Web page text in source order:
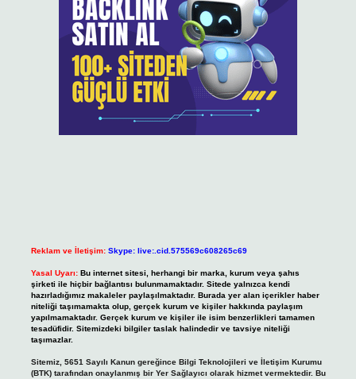
Reklam ve İletişim: Skype: live:.cid.575569c608265c69
Yasal Uyarı: Bu internet sitesi, herhangi bir marka, kurum veya şahıs
şirketi ile hiçbir bağlantısı bulunmamaktadır. Sitede yalnızca kendi
hazırladığımız makaleler paylaşılmaktadır. Burada yer alan içerikler haber
niteliği taşımamakta olup, gerçek kurum ve kişiler hakkında paylaşım
yapılmamaktadır. Gerçek kurum ve kişiler ile isim benzerlikleri tamamen
tesadüfidir. Sitemizdeki bilgiler taslak halindedir ve tavsiye niteliği
taşımazlar.
Sitemiz, 5651 Sayılı Kanun gereğince Bilgi Teknolojileri ve İletişim Kurumu
(BTK) tarafından onaylanmış bir Yer Sağlayıcı olarak hizmet vermektedir. Bu